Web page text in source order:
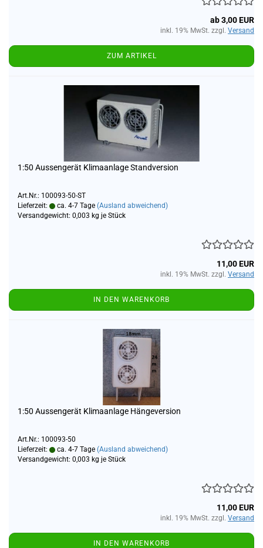
ab 3,00 EUR
inkl. 19% MwSt. zzgl. Versand
ZUM ARTIKEL
1:50 Aussengerät Klimaanlage Standversion
Art.Nr.: 100093-50-ST
Lieferzeit:
ca. 4-7 Tage (Ausland abweichend)
Versandgewicht: 0,003 kg je Stück
11,00 EUR
inkl. 19% MwSt. zzgl. Versand
IN DEN WARENKORB
1:50 Aussengerät Klimaanlage Hängeversion
Art.Nr.: 100093-50
Lieferzeit:
ca. 4-7 Tage (Ausland abweichend)
Versandgewicht: 0,003 kg je Stück
11,00 EUR
inkl. 19% MwSt. zzgl. Versand
IN DEN WARENKORB